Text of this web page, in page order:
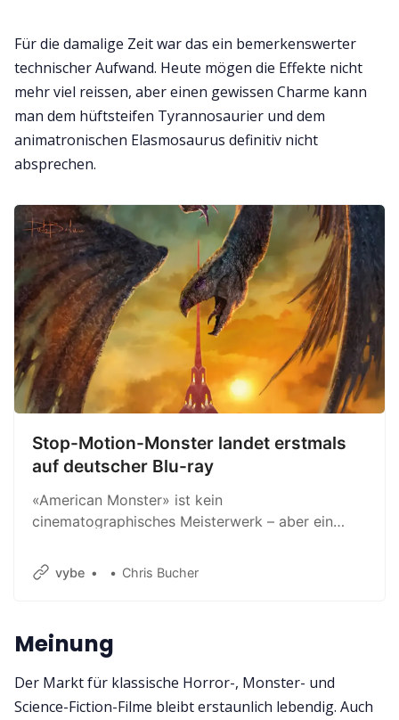
Für die damalige Zeit war das ein bemerkenswerter
technischer Aufwand. Heute mögen die Effekte nicht
mehr viel reissen, aber einen gewissen Charme kann
man dem hüftsteifen Tyrannosaurier und dem
animatronischen Elasmosaurus definitiv nicht
absprechen.
Stop-Motion-Monster landet erstmals
auf deutscher Blu-ray
«American Monster» ist kein
cinematographisches Meisterwerk – aber ein
erstmals auf Bluray gibt.
vybe Chris Bucher
Meinung
Der Markt für klassische Horror-, Monster- und
Science-Fiction-Filme bleibt erstaunlich lebendig. Auch